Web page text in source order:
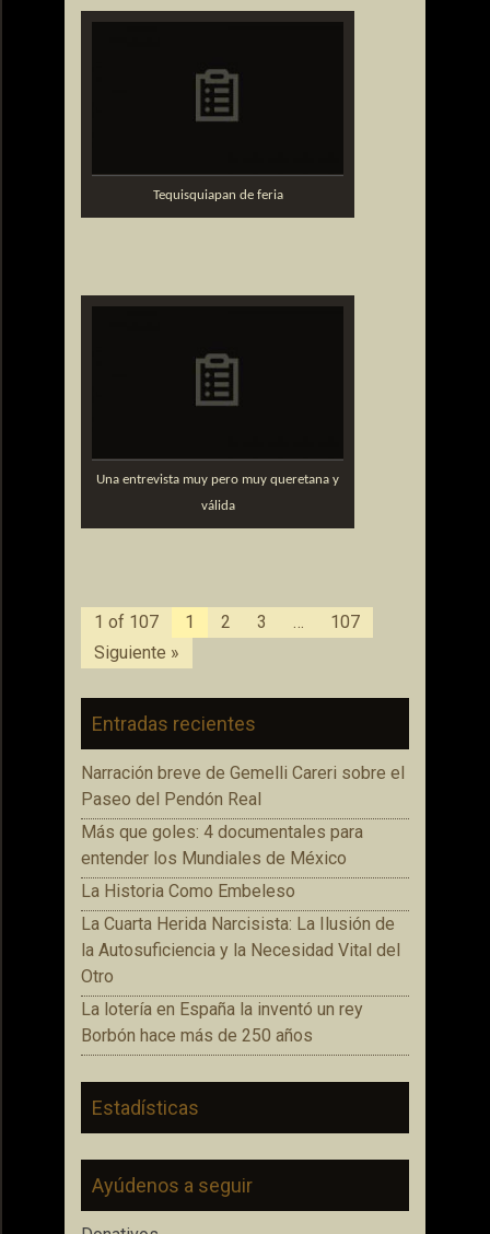
Tequisquiapan de feria
Una entrevista muy pero muy queretana y
válida
1 of 107 1 2 3 …
107
Siguiente »
Entradas recientes
Narración breve de Gemelli Careri sobre el
Paseo del Pendón Real
Más que goles: 4 documentales para
entender los Mundiales de México
La Historia Como Embeleso
La Cuarta Herida Narcisista: La Ilusión de
la Autosuficiencia y la Necesidad Vital del
Otro
La lotería en España la inventó un rey
Borbón hace más de 250 años
Estadísticas
Ayúdenos a seguir